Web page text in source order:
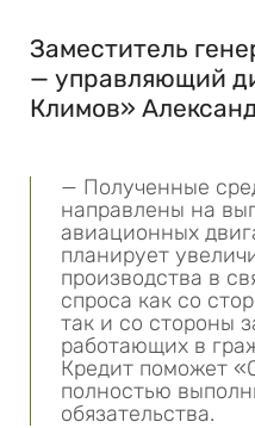
Заместитель
— управляющий
Климов»
— Полученные
направлены на
авиационных
планирует
производства в
спроса как со
так и со стороны
работающих в
Кредит поможет
полностью
обязательства.